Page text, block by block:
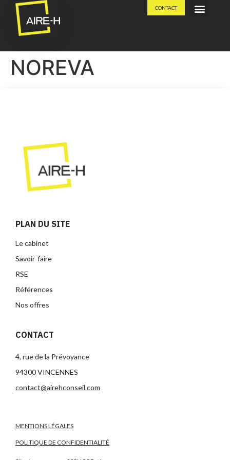
CONTACT
NOREVA
PLAN DU SITE
Le cabinet
Savoir-faire
RSE
Références
Nos offres
CONTACT
4, rue de la Prévoyance
94300 VINCENNES
contact@airehconseil.com
MENTIONS LÉGALES
POLITIQUE DE CONFIDENTIALITÉ